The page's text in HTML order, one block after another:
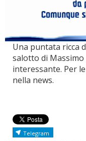
Una puntata ricca
salotto di
interessante. Per
nella news.
Telegram